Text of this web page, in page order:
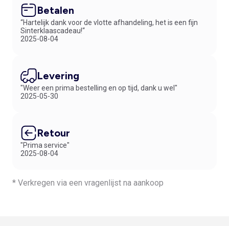
Betalen
“Hartelijk dank voor de vlotte afhandeling, het is een fijn
Sinterklaascadeau!“
2025-08-04
Levering
"Weer een prima bestelling en op tijd, dank u wel"
2025-05-30
Retour
"Prima service"
2025-08-04
* Verkregen via een vragenlijst na aankoop